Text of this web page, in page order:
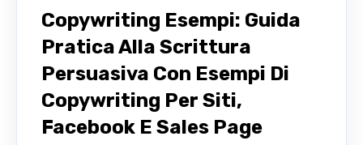
Copywriting Esempi: Guida
Pratica Alla Scrittura
Persuasiva Con Esempi Di
Copywriting Per Siti,
Facebook E Sales Page